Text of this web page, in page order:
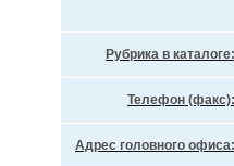
Рубрика в каталоге:
Телефон (факс):
Адрес головного офиса: